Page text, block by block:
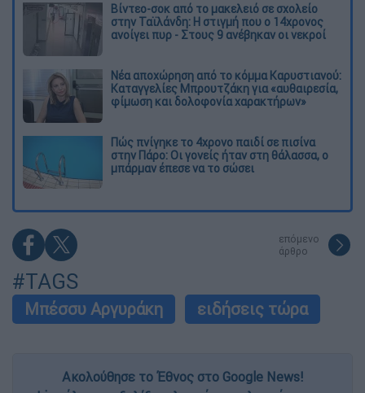
Βίντεο-σοκ από το μακελειό σε σχολείο
στην Ταϊλάνδη: Η στιγμή που ο 14χρονος
ανοίγει πυρ - Στους 9 ανέβηκαν οι νεκροί
Νέα αποχώρηση από το κόμμα Καρυστιανού:
Καταγγελίες Μπρουτζάκη για «αυθαιρεσία,
φίμωση και δολοφονία χαρακτήρων»
Πώς πνίγηκε το 4χρονο παιδί σε πισίνα
στην Πάρο: Οι γονείς ήταν στη θάλασσα, ο
μπάρμαν έπεσε να το σώσει
επόμενο
άρθρο
#TAGS
Μπέσσυ Αργυράκη ειδήσεις τώρα
Ακολούθησε το Έθνος στο Google News!